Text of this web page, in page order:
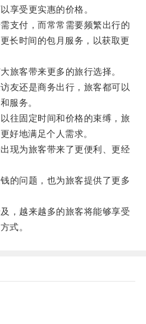
受更实惠的价格。
付，而常常需要频繁出行的
长时间的包月服务，以获取更
客带来更多的旅行选择。
还是商务出行，旅客都可以
服务。
固定时间和价格的束缚，旅
好地满足个人需求。
为旅客带来了更便利、更经
问题，也为旅客提供了更多
越来越多的旅客将能够享受
式。